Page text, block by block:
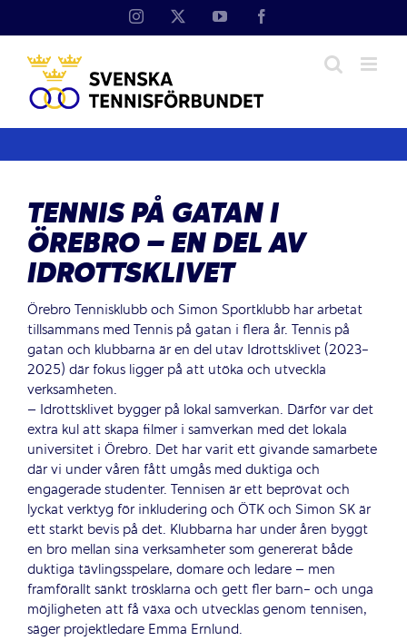
Instagram YouTube
TENNIS PÅ GATAN I
ÖREBRO – EN DEL AV
IDROTTSKLIVET
Örebro Tennisklubb och Simon Sportklubb har arbetat
tillsammans med Tennis på gatan i flera år. Tennis på
gatan och klubbarna är en del utav Idrottsklivet (2023-
2025) där fokus ligger på att utöka och utveckla
verksamheten.
– Idrottsklivet bygger på lokal samverkan. Därför var det
extra kul att skapa filmer i samverkan med det lokala
universitet i Örebro. Det har varit ett givande samarbete
där vi under våren fått umgås med duktiga och
engagerade studenter. Tennisen är ett beprövat och
lyckat verktyg för inkludering och ÖTK och Simon SK är
ett starkt bevis på det. Klubbarna har under åren byggt
en bro mellan sina verksamheter som genererat både
duktiga tävlingsspelare, domare och ledare – men
framförallt sänkt trösklarna och gett fler barn- och unga
möjligheten att få växa och utvecklas genom tennisen,
säger projektledare Emma Ernlund.